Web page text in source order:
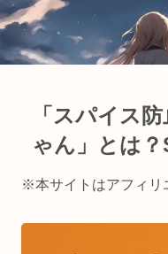
「スパイス
ゃん」とは
※本サイトはアフィリ